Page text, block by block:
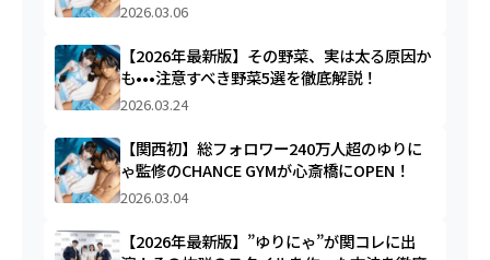
2026.03.06
【2026年最新版】その野菜、実は太る原因か
も•••注意すべき野菜5選を徹底解説！
2026.03.24
【関西初】総フォロワー240万人超のゆりに
ゃ監修のCHANCE GYMが心斎橋にOPEN！
2026.03.04
【2026年最新版】”ゆりにゃ”が関コレに出